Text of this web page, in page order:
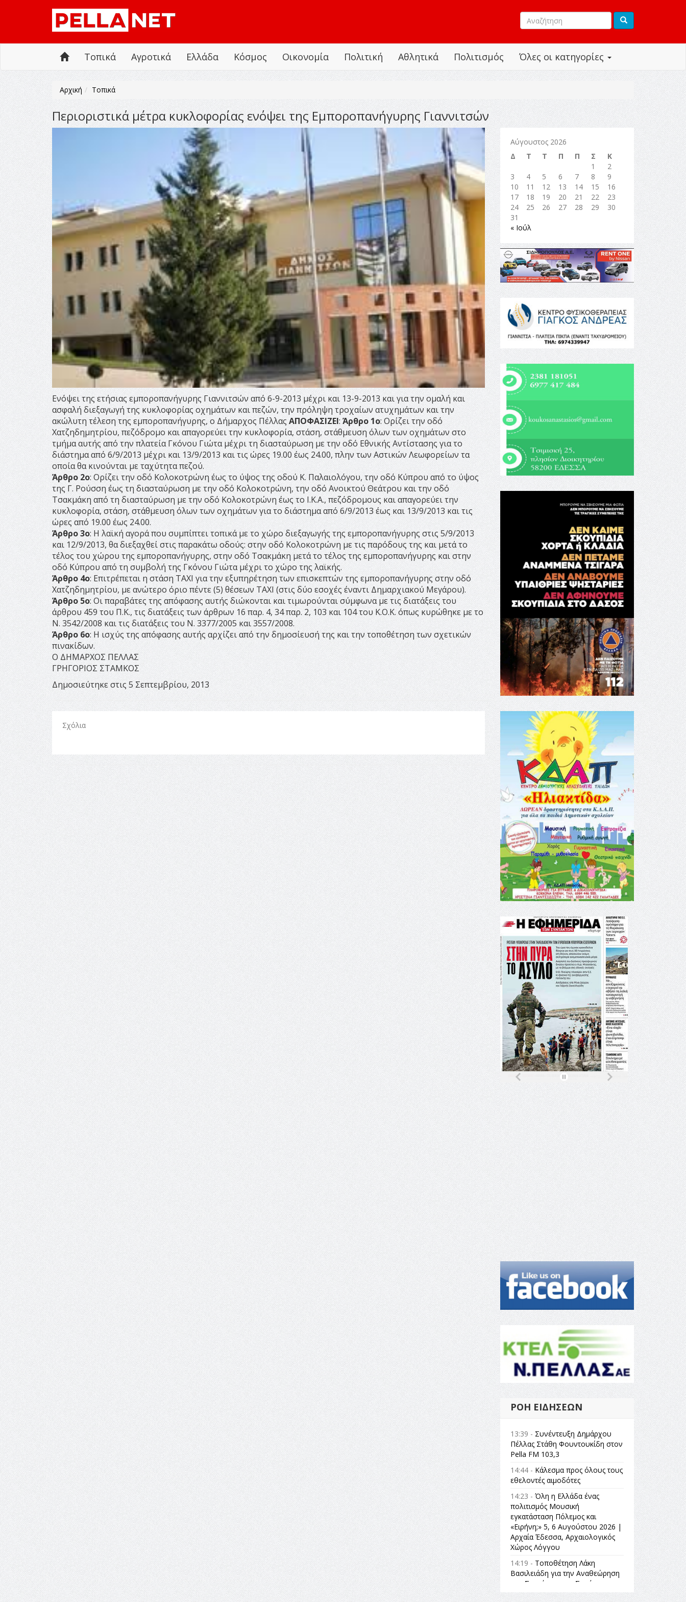
Όλες οι κατηγορίες
Τοπικά Αγροτικά Ελλάδα Κόσμος Οικονομία Πολιτική Αθλητικά Πολιτισμός
Αρχική Τοπικά
Περιοριστικά μέτρα κυκλοφορίας ενόψει της Εμποροπανήγυρης Γιαννιτσών
Ενόψει της ετήσιας εμποροπανήγυρης Γιαννιτσών από 6-9-2013 μέχρι και 13-9-2013 και για την ομαλή και
ασφαλή διεξαγωγή της κυκλοφορίας οχημάτων και πεζών, την πρόληψη τροχαίων ατυχημάτων και την
ακώλυτη τέλεση της εμποροπανήγυρης, ο Δήμαρχος Πέλλας ΑΠΟΦΑΣΙΖΕΙ: Άρθρο 1ο: Ορίζει την οδό
Χατζηδημητρίου, πεζόδρομο και απαγορεύει την κυκλοφορία, στάση, στάθμευση όλων των οχημάτων στο
τμήμα αυτής από την πλατεία Γκόνου Γιώτα μέχρι τη διασταύρωση με την οδό Εθνικής Αντίστασης για το
διάστημα από 6/9/2013 μέχρι και 13/9/2013 και τις ώρες 19.00 έως 24.00, πλην των Αστικών Λεωφορείων τα
οποία θα κινούνται με ταχύτητα πεζού.
Άρθρο 2ο: Ορίζει την οδό Κολοκοτρώνη έως το ύψος της οδού Κ. Παλαιολόγου, την οδό Κύπρου από το ύψος
της Γ. Ρούσση έως τη διασταύρωση με την οδό Κολοκοτρώνη, την οδό Ανοικτού Θεάτρου και την οδό
Τσακμάκη από τη διασταύρωση με την οδό Κολοκοτρώνη έως το Ι.Κ.Α., πεζόδρομους και απαγορεύει την
κυκλοφορία, στάση, στάθμευση όλων των οχημάτων για το διάστημα από 6/9/2013 έως και 13/9/2013 και τις
ώρες από 19.00 έως 24.00.
Άρθρο 3ο: Η λαϊκή αγορά που συμπίπτει τοπικά με το χώρο διεξαγωγής της εμποροπανήγυρης στις 5/9/2013
και 12/9/2013, θα διεξαχθεί στις παρακάτω οδούς: στην οδό Κολοκοτρώνη με τις παρόδους της και μετά το
τέλος του χώρου της εμποροπανήγυρης, στην οδό Τσακμάκη μετά το τέλος της εμποροπανήγυρης και στην
οδό Κύπρου από τη συμβολή της Γκόνου Γιώτα μέχρι το χώρο της λαϊκής.
Άρθρο 4ο: Επιτρέπεται η στάση ΤΑΧΙ για την εξυπηρέτηση των επισκεπτών της εμποροπανήγυρης στην οδό
Χατζηδημητρίου, με ανώτερο όριο πέντε (5) θέσεων ΤΑΧΙ (στις δύο εσοχές έναντι Δημαρχιακού Μεγάρου).
Άρθρο 5ο: Οι παραβάτες της απόφασης αυτής διώκονται και τιμωρούνται σύμφωνα με τις διατάξεις του
άρθρου 459 του Π.Κ., τις διατάξεις των άρθρων 16 παρ. 4, 34 παρ. 2, 103 και 104 του Κ.Ο.Κ. όπως κυρώθηκε με το
Ν. 3542/2008 και τις διατάξεις του Ν. 3377/2005 και 3557/2008.
Άρθρο 6ο: Η ισχύς της απόφασης αυτής αρχίζει από την δημοσίευσή της και την τοποθέτηση των σχετικών
πινακίδων.
Ο ΔΗΜΑΡΧΟΣ ΠΕΛΛΑΣ
ΓΡΗΓΟΡΙΟΣ ΣΤΑΜΚΟΣ
Δημοσιεύτηκε στις 5 Σεπτεμβρίου, 2013
Σχόλια
Αύγουστος 2026
Δ
Τ Τ Π Π Σ
Κ
1
2
3
4 5 6 7 8
9
10
11 12 13 14 15
16
17
18 19 20 21 22
23
24
25 26 27 28 29
30
31
« Ιούλ
ΡΟΉ ΕΙΔΉΣΕΩΝ
13:39 - Συνέντευξη Δημάρχου
Πέλλας Στάθη Φουντουκίδη στον
Pella FM 103,3
14:44 - Κάλεσμα προς όλους τους
εθελοντές αιμοδότες
14:23 - Όλη η Ελλάδα ένας
πολιτισμός Μουσική
εγκατάσταση Πόλεμος και
«Ειρήνη;» 5, 6 Αυγούστου 2026 |
Αρχαία Έδεσσα, Αρχαιολογικός
Χώρος Λόγγου
14:19 - Τοποθέτηση Λάκη
Βασιλειάδη για την Αναθεώρηση
του Συντάγματος: «Σε τέτοιες
κορυφαίες θεσμικές διαδικασίες